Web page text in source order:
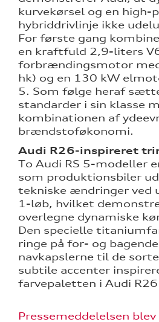
kurvekørsel og en high-
hybriddrivlinje ikke
For første gang
en kraftfuld 2,9-liters
forbrændingsmotor
hk) og en 130 kW
5. Som følge heraf
standarder i sin klasse
kombinationen af
brændstoføkonomi.
Audi R26-inspireret
To Audi RS 5-modeller
som produktionsbiler
tekniske ændringer ved
1-løb, hvilket
overlegne dynamiske
Den specielle
ringe på for- og
navkapslerne til de
subtile accenter
farvepaletten i Audi
Pressemeddelelsen